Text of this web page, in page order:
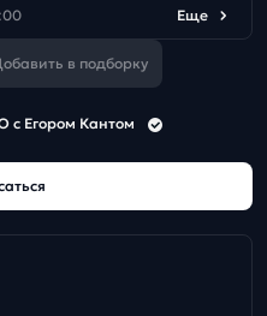
Еще
в подборку
Егором Кантом